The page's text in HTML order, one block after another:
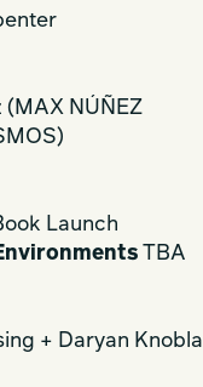
(MAX NÚÑEZ
Launch
TBA
+ Daryan